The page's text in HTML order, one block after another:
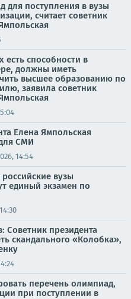
для поступления в вузы
считает советник
есть способности в
должны иметь
высшее образованию по
заявила советник
Елена Ямпольская
СМИ
14:54
вузы
единый экзамен по
Советник президента
скандального «Колобка»,
перечень олимпиад,
при поступлении в